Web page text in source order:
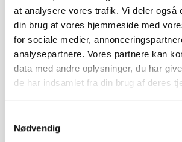
at analysere vores trafik. Vi deler også
din brug af vores hjemmeside med
for sociale medier,
analysepartnere. Vores partnere kan
data med andre oplysninger, du har
de har indsamlet fra din brug af deres
Nødvendig
205,00kr.